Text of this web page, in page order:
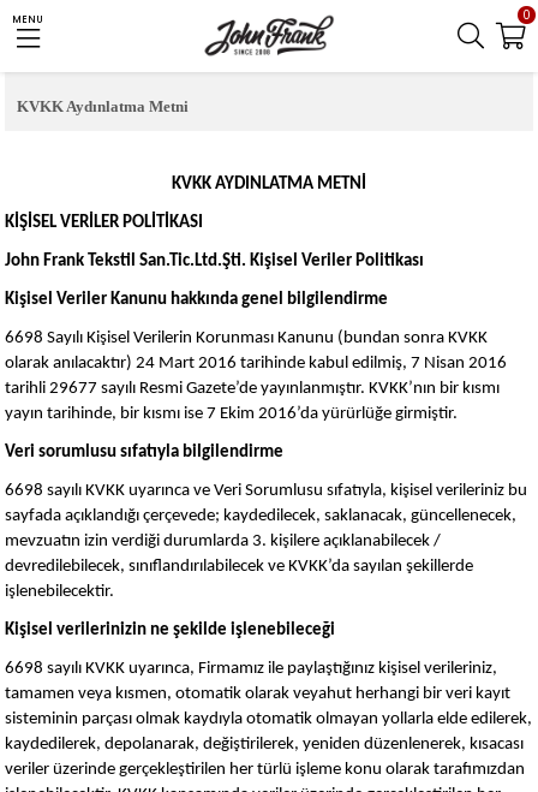
MENU 0
KVKK Aydınlatma Metni
KVKK AYDINLATMA METNİ
KİŞİSEL VERİLER POLİTİKASI
John Frank Tekstil San.Tic.Ltd.Şti. Kişisel Veriler Politikası
Kişisel Veriler Kanunu hakkında genel bilgilendirme
6698 Sayılı Kişisel Verilerin Korunması Kanunu (bundan sonra KVKK
olarak anılacaktır) 24 Mart 2016 tarihinde kabul edilmiş, 7 Nisan 2016
tarihli 29677 sayılı Resmi Gazete’de yayınlanmıştır. KVKK’nın bir kısmı
yayın tarihinde, bir kısmı ise 7 Ekim 2016’da yürürlüğe girmiştir.
Veri sorumlusu sıfatıyla bilgilendirme
6698 sayılı KVKK uyarınca ve Veri Sorumlusu sıfatıyla, kişisel verileriniz bu
sayfada açıklandığı çerçevede; kaydedilecek, saklanacak, güncellenecek,
mevzuatın izin verdiği durumlarda 3. kişilere açıklanabilecek /
devredilebilecek, sınıflandırılabilecek ve KVKK’da sayılan şekillerde
işlenebilecektir.
Kişisel verilerinizin ne şekilde işlenebileceği
6698 sayılı KVKK uyarınca, Firmamız ile paylaştığınız kişisel verileriniz,
tamamen veya kısmen, otomatik olarak veyahut herhangi bir veri kayıt
sisteminin parçası olmak kaydıyla otomatik olmayan yollarla elde edilerek,
kaydedilerek, depolanarak, değiştirilerek, yeniden düzenlenerek, kısacası
veriler üzerinde gerçekleştirilen her türlü işleme konu olarak tarafımızdan